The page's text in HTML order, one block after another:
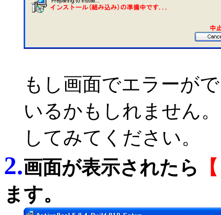
もし画面でエラーが
いるかもしれません
してみてください。
2.画面が表示されたら
ます。